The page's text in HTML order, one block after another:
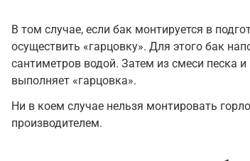
В том случае, если бак монтируется в
осуществить «гарцовку». Для этого бак
сантиметров водой. Затем из смеси песка
выполняет «гарцовка».
Ни в коем случае нельзя монтировать
производителем.